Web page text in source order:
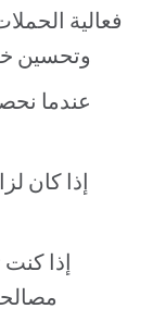
فعالية
وتحسين
عندما
إذا كان
إذا